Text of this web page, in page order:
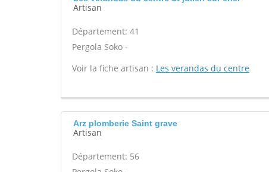
Artisan
Département: 41
Pergola Soko -
Voir la fiche artisan : Les verandas du centre
Arz plomberie Saint grave
Artisan
Département: 56